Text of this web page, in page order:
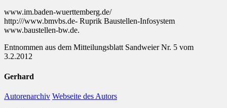
www.im.baden-wuerttemberg.de/
http:///www.bmvbs.de- Ruprik Baustellen-Infosystem
www.baustellen-bw.de.
Entnommen aus dem Mitteilungsblatt Sandweier Nr. 5 vom
3.2.2012
Gerhard
Autorenarchiv Webseite des Autors